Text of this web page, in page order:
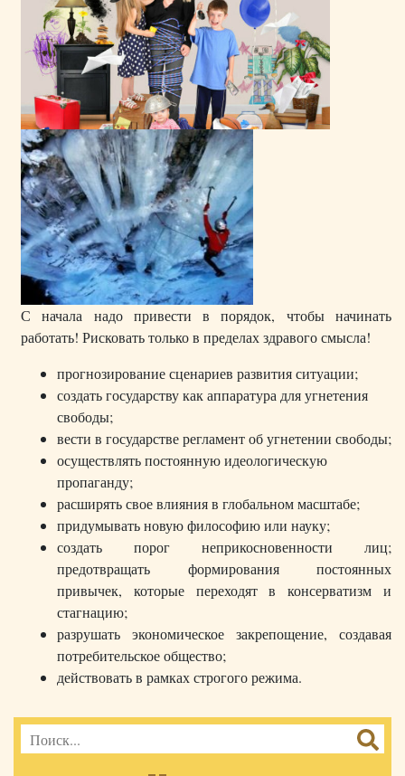
С начала надо привести в порядок, чтобы начинать
работать! Рисковать только в пределах здравого смысла!
прогнозирование сценариев развития ситуации;
создать государству как аппаратура для угнетения
свободы;
вести в государстве регламент об угнетении свободы;
осуществлять постоянную идеологическую
пропаганду;
расширять свое влияния в глобальном масштабе;
придумывать новую философию или науку;
создать порог неприкосновенности лиц;
предотвращать формирования постоянных
привычек, которые переходят в консерватизм и
стагнацию;
разрушать экономическое закрепощение, создавая
потребительское общество;
действовать в рамках строгого режима.